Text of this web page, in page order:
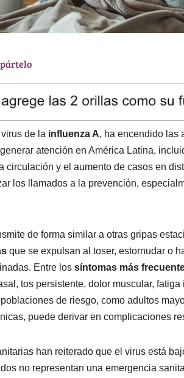
de la influenza A, ha encendido las
atención en América Latina,
circulación y el aumento de casos en
los llamados a la prevención,
de forma similar a otras gripas
que se expulsan al toser, estornudar o
Entre los síntomas más
tos persistente, dolor muscular,
de riesgo, como adultos
puede derivar en complicaciones
han reiterado que el virus está
no representan una emergencia